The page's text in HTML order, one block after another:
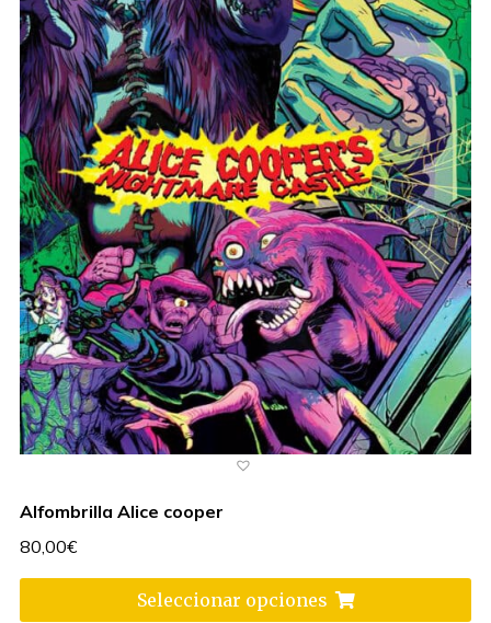
Alfombrilla Alice cooper
80,00€
Seleccionar opciones